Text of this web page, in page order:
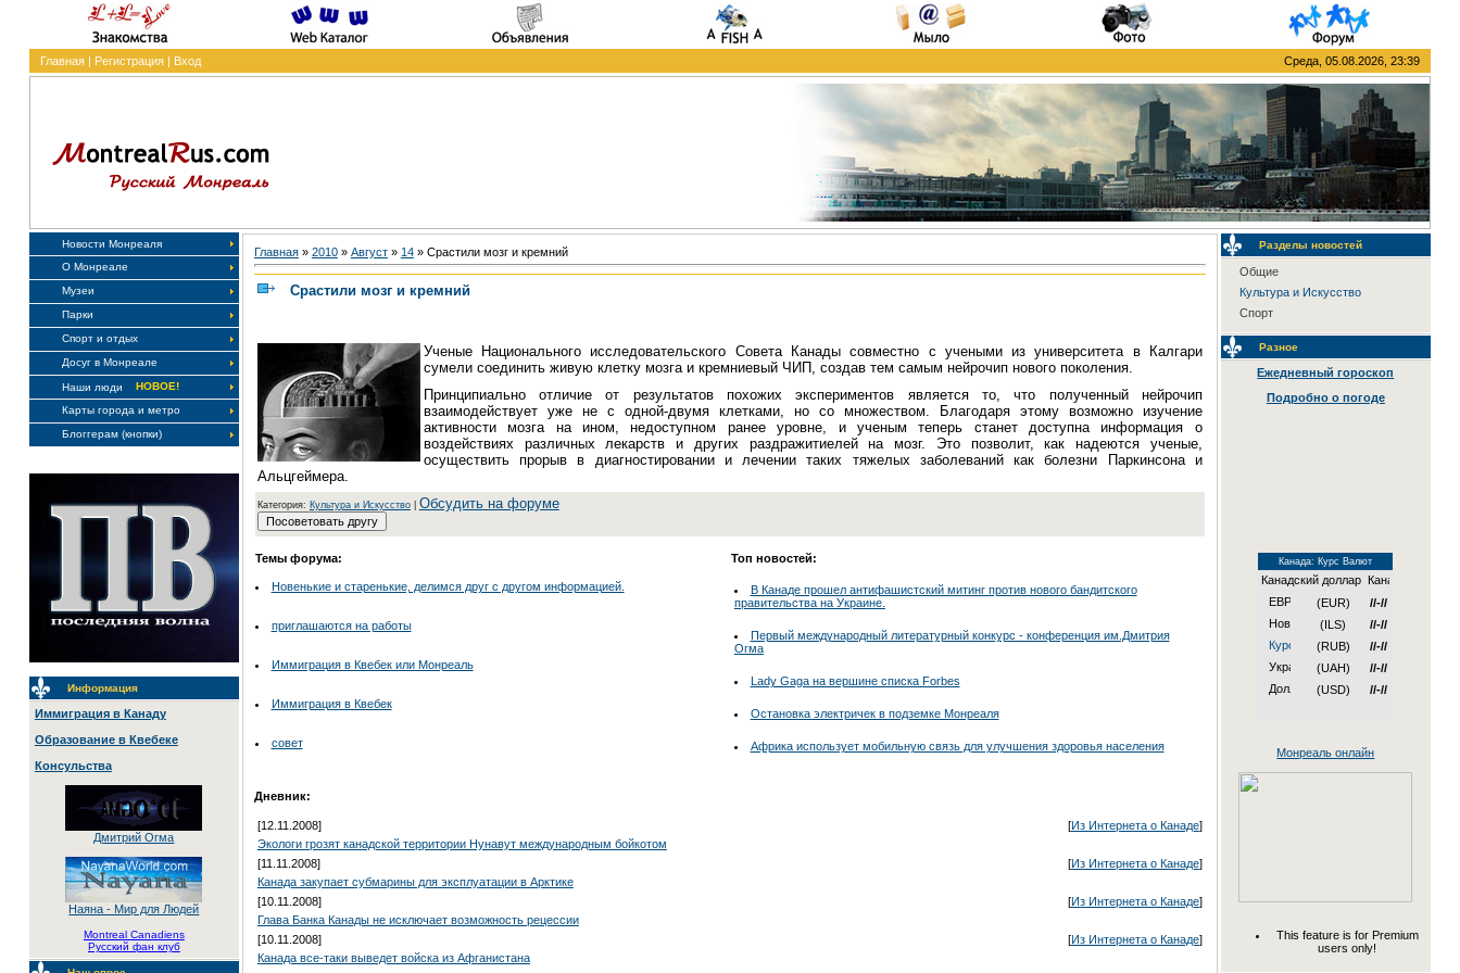
Главная| Регистрация| Вход Среда, 05.08.2026, 23:39
Новости Монреаля
О Монреале
Музеи
Парки
Спорт и отдых
Досуг в Монреале
Наши люди
НОВОЕ!
Карты города и метро
Блоггерам (кнопки)
Информация
Иммиграция в Канаду
Образование в Квебеке
Консульства
Дмитрий Огма
Наяна - Мир для Людей
Montreal Canadiens
Русский фан клуб
Главная» 2010 » Август » 14» Срастили мозг и кремний
Срастили мозг и кремний
Ученые Национального исследовательского Совета Канады совместно с учеными из университета в Калгари
сумели соединить живую клетку мозга и кремниевый ЧИП, создав тем самым нейрочип нового поколения.
Принципиально отличие от результатов похожих экспериментов является то, что полученный нейрочип
взаимодействует уже не с одной-двумя клетками, но со множеством. Благодаря этому возможно изучение
активности мозга на ином, недоступном ранее уровне, и ученым теперь станет доступна информация о
воздействиях различных лекарств и других раздражитиелей на мозг. Это позволит, как надеются ученые,
осуществить прорыв в диагностировании и лечении таких тяжелых заболеваний как болезни Паркинсона и
Альцгеймера.
Категория: Культура и Искусство| Обсудить на форуме
Темы форума: Топ новостей:
Новенькие и старенькие, делимся друг с другом информацией.
приглашаются на работы
Иммиграция в Квебек или Монреаль
Иммиграция в Квебек
совет
В Канаде прошел антифашистский митинг против нового бандитского
правительства на Украине.
Первый международный литературный конкурс - конференция им.Дмитрия
Огма
Lady Gaga на вершине списка Forbes
Остановка электричек в подземке Монреаля
Африка использует мобильную связь для улучшения здоровья населения
Дневник:
[12.11.2008] [Из Интернета о Канаде]
Экологи грозят канадской территории Нунавут международным бойкотом
[11.11.2008]
[Из Интернета о Канаде]
Канада закупает субмарины для эксплуатации в Арктике
[10.11.2008]
[Из Интернета о Канаде]
Глава Банка Канады не исключает возможность рецессии
[10.11.2008]
[Из Интернета о Канаде]
Канада все-таки выведет войска из Афганистана
Разделы новостей
Общие
Культура и Искусство
Спорт
Разное
Ежедневный гороскоп
Подробно о погоде
Канада: Курс Валют
Канадский доллар
(EUR)
//-//
(ILS)
//-//
(RUB)
//-//
(UAH)
//-//
(USD)
//-//
Монреаль онлайн
This feature is for Premium
users only!